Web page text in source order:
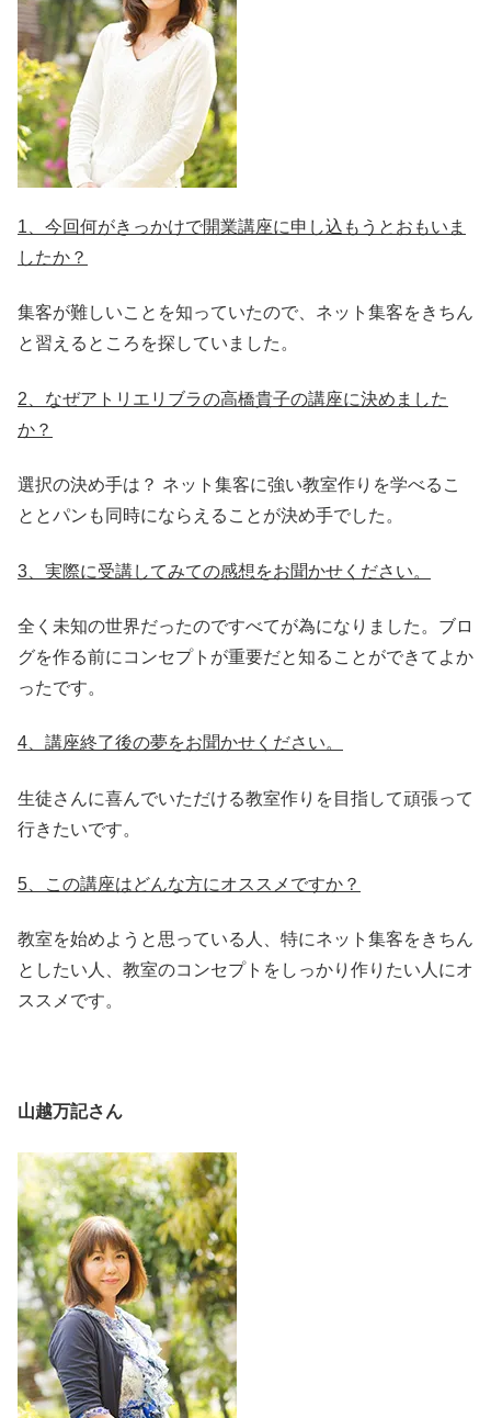
1、今回何がきっかけで開業講座に申し込もうとおもいま
したか？
集客が難しいことを知っていたので、ネット集客をきちん
と習えるところを探していました。
2、なぜアトリエリブラの高橋貴子の講座に決めました
か？
選択の決め手は？ ネット集客に強い教室作りを学べるこ
ととパンも同時にならえることが決め手でした。
3、実際に受講してみての感想をお聞かせください。
全く未知の世界だったのですべてが為になりました。ブロ
グを作る前にコンセプトが重要だと知ることができてよか
ったです。
4、講座終了後の夢をお聞かせください。
生徒さんに喜んでいただける教室作りを目指して頑張って
行きたいです。
5、この講座はどんな方にオススメですか？
教室を始めようと思っている人、特にネット集客をきちん
としたい人、教室のコンセプトをしっかり作りたい人にオ
ススメです。
山越万記さん